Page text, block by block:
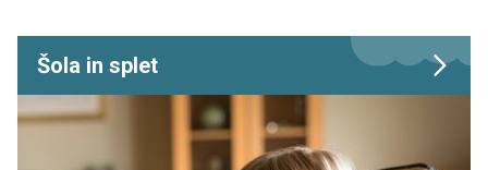
Šola in splet